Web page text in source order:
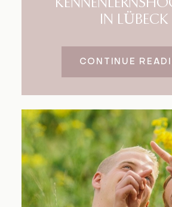
IN LÜBECK
CONTINUE